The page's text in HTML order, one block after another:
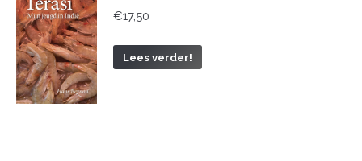
€17,50
Lees verder!